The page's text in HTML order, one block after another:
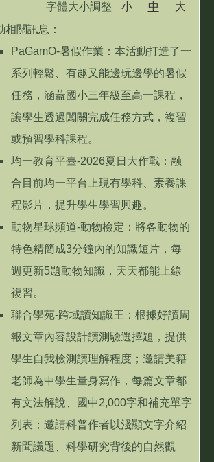
區
區
字體大小調整 小 中
大
相關訊息：
PaGamO-暑假作業：本活動打造了一
系列輕鬆、有趣又能邊玩邊學的暑假
任務，涵蓋國小三年級至高一課程，
讓學生透過闖關完成任務方式，複習
或預習學科課程。
均一教育平臺-2026夏日大作戰：融
合目前均一平台上現有學科、素養課
程影片，提升學生學習興趣。
動物星球頻道-動物檢定：將各動物的
特色精簡成3分鐘內的知識短片，每
週更新5題動物知識，天天都能上線
複習。
聯合學苑-跨域讀知識王：根據好讀周
報文章內容設計讀測驗選擇題，提供
學生自我檢測讀理解程度；邀請美籍
老師為中學生量身寫作，每篇文章都
有文法解說、國中2,000字和補充單字
列表；邀請科普作者以淺顯文字介紹
新聞議題、科學研究背後的自然觀